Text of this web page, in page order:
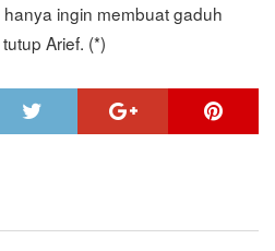
ingin membuat gaduh
Arief. (*)